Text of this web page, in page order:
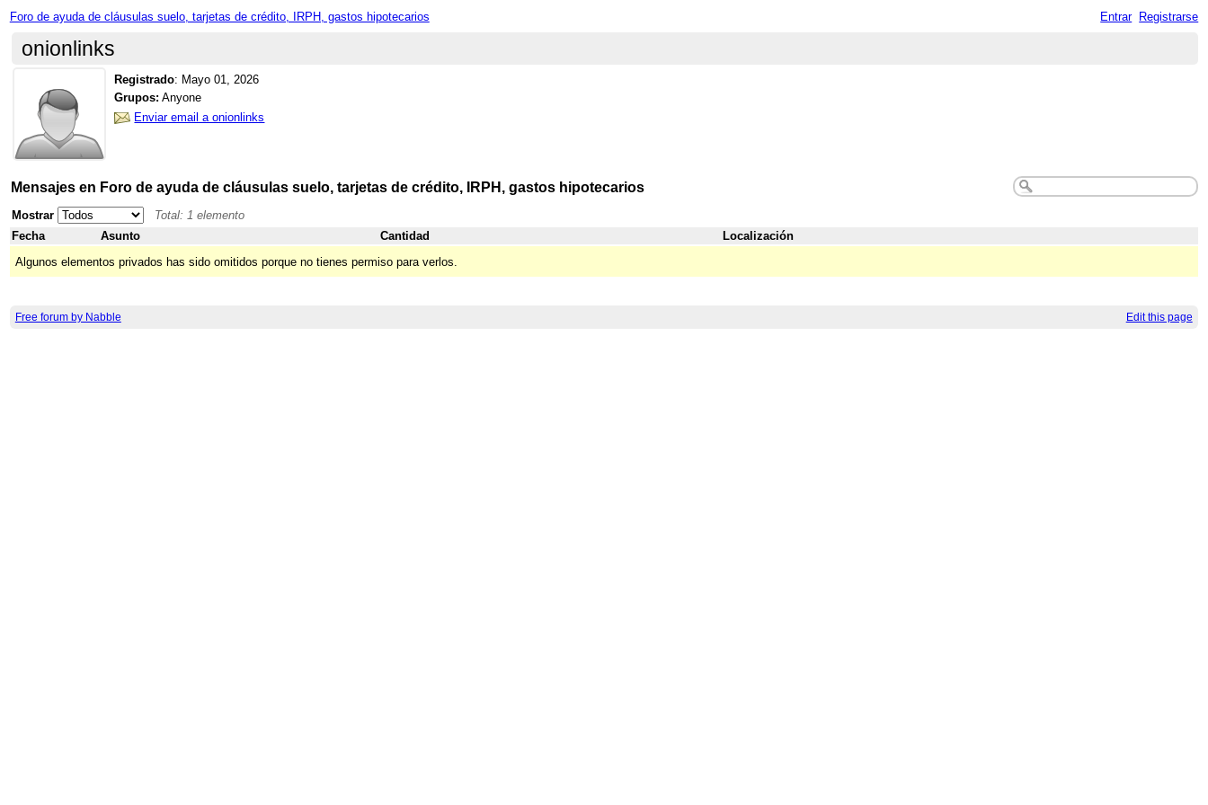
Foro de ayuda de cláusulas suelo, tarjetas de crédito, IRPH, gastos hipotecarios Entrar Registrarse
onionlinks
Registrado: Mayo 01, 2026
Grupos: Anyone
Enviar email a onionlinks
Mensajes en Foro de ayuda de cláusulas suelo, tarjetas de crédito, IRPH, gastos hipotecarios
Mostrar
Total: 1 elemento
Fecha
Asunto Cantidad
Localización
Algunos elementos privados has sido omitidos porque no tienes permiso para verlos.
Free forum by Nabble Edit this page